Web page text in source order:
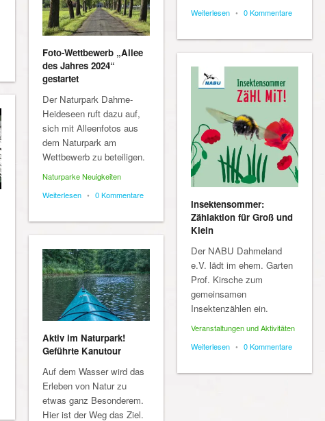
Weiterlesen • 0 Kommentare
Foto-Wettbewerb „Allee
des Jahres 2024“
gestartet
Der Naturpark Dahme-
Heideseen ruft dazu auf,
sich mit Alleenfotos aus
dem Naturpark am
Wettbewerb zu beteiligen.
Naturparke Neuigkeiten
Weiterlesen • 0 Kommentare
Insektensommer:
Zählaktion für Groß und
Klein
Der NABU Dahmeland
e.V. lädt im ehem. Garten
Prof. Kirsche zum
gemeinsamen
Insektenzählen ein.
Veranstaltungen und Aktivitäten
Weiterlesen • 0 Kommentare
Aktiv im Naturpark!
Geführte Kanutour
Auf dem Wasser wird das
Erleben von Natur zu
etwas ganz Besonderem.
Hier ist der Weg das Ziel.